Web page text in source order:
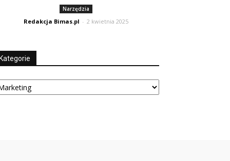
Narzędzia
Redakcja Bimas.pl - 2 kwietnia 2025